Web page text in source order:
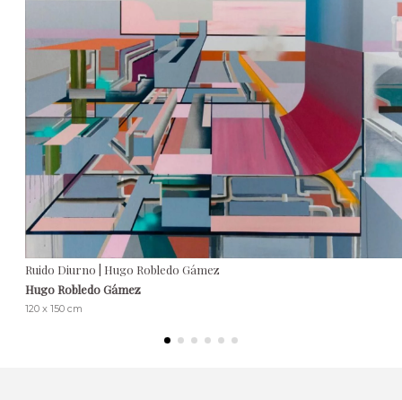
Ruido Diurno | Hugo Robledo Gámez
Hugo Robledo Gámez
120 x 150 cm